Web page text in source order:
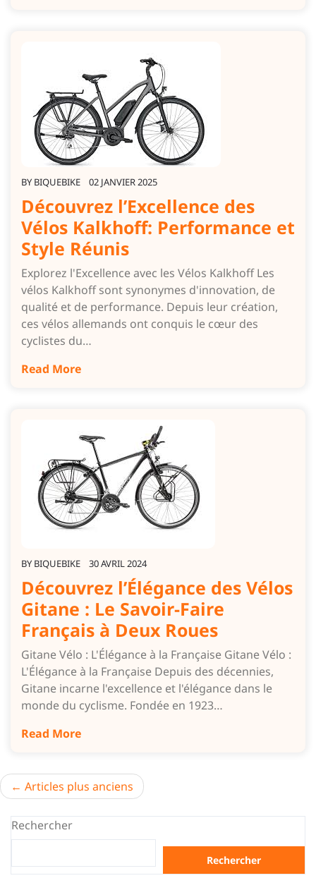
BY BIQUEBIKE 02 JANVIER 2025
Découvrez l’Excellence des
Vélos Kalkhoff: Performance et
Style Réunis
Explorez l'Excellence avec les Vélos Kalkhoff Les
vélos Kalkhoff sont synonymes d'innovation, de
qualité et de performance. Depuis leur création,
ces vélos allemands ont conquis le cœur des
cyclistes du…
Read More
BY BIQUEBIKE 30 AVRIL 2024
Découvrez l’Élégance des Vélos
Gitane : Le Savoir-Faire
Français à Deux Roues
Gitane Vélo : L'Élégance à la Française Gitane Vélo :
L'Élégance à la Française Depuis des décennies,
Gitane incarne l'excellence et l'élégance dans le
monde du cyclisme. Fondée en 1923…
Read More
Navigation
des
articles
Articles plus anciens
Rechercher
Rechercher